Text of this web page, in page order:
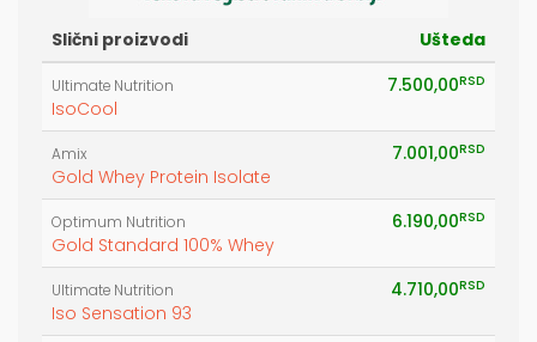
Slični proizvodi Ušteda
Ultimate Nutrition
IsoCool
7.500,00RSD
Amix
Gold Whey Protein Isolate
7.001,00RSD
Optimum Nutrition
Gold Standard 100% Whey
6.190,00RSD
Ultimate Nutrition
Iso Sensation 93
4.710,00RSD